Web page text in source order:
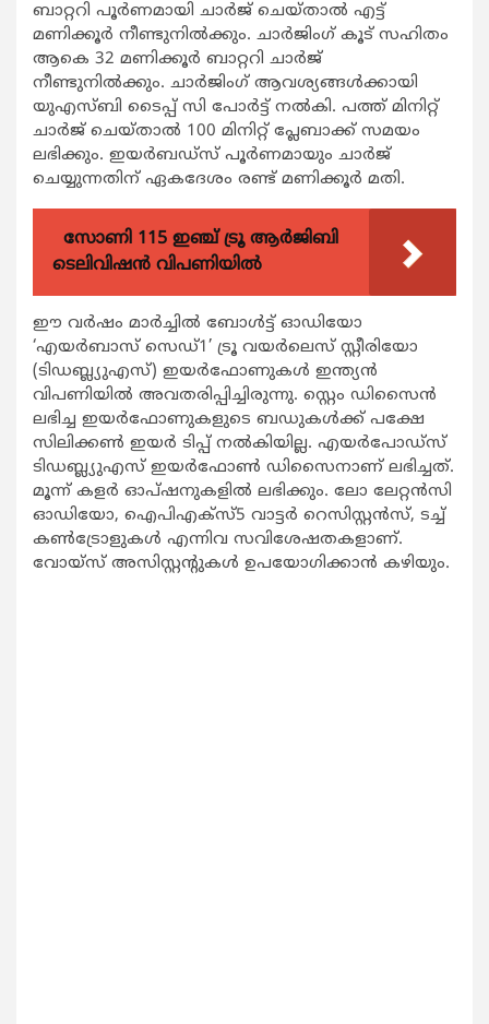
ബാറ്ററി പൂര്‍ണമായി ചാര്‍ജ് ചെയ്താല്‍ എട്ട്
മണിക്കൂര്‍ നീണ്ടുനില്‍ക്കും. ചാര്‍ജിംഗ് കൂട് സഹിതം
ആകെ 32 മണിക്കൂര്‍ ബാറ്ററി ചാര്‍ജ്
നീണ്ടുനില്‍ക്കും. ചാര്‍ജിംഗ് ആവശ്യങ്ങള്‍ക്കായി
യുഎസ്ബി ടൈപ്പ് സി പോര്‍ട്ട് നല്‍കി. പത്ത് മിനിറ്റ്
ചാര്‍ജ് ചെയ്താല്‍ 100 മിനിറ്റ് പ്ലേബാക്ക് സമയം
ലഭിക്കും. ഇയര്‍ബഡ്‌സ് പൂര്‍ണമായും ചാര്‍ജ്
ചെയ്യുന്നതിന് ഏകദേശം രണ്ട് മണിക്കൂര്‍ മതി.
സോണി 115 ഇഞ്ച് ട്രൂ ആർജിബി
ടെലിവിഷൻ വിപണിയിൽ
ഈ വര്‍ഷം മാര്‍ച്ചില്‍ ബോള്‍ട്ട് ഓഡിയോ
‘എയര്‍ബാസ് സെഡ്1’ ട്രൂ വയര്‍ലെസ് സ്റ്റീരിയോ
(ടിഡബ്ല്യുഎസ്) ഇയര്‍ഫോണുകള്‍ ഇന്ത്യന്‍
വിപണിയില്‍ അവതരിപ്പിച്ചിരുന്നു. സ്റ്റെം ഡിസൈന്‍
ലഭിച്ച ഇയര്‍ഫോണുകളുടെ ബഡുകള്‍ക്ക് പക്ഷേ
സിലിക്കണ്‍ ഇയര്‍ ടിപ്പ് നല്‍കിയില്ല. എയര്‍പോഡ്സ്
ടിഡബ്ല്യുഎസ് ഇയര്‍ഫോണ്‍ ഡിസൈനാണ് ലഭിച്ചത്.
മൂന്ന് കളര്‍ ഓപ്ഷനുകളില്‍ ലഭിക്കും. ലോ ലേറ്റന്‍സി
ഓഡിയോ, ഐപിഎക്സ്5 വാട്ടര്‍ റെസിസ്റ്റന്‍സ്, ടച്ച്
കണ്‍ട്രോളുകള്‍ എന്നിവ സവിശേഷതകളാണ്.
വോയ്സ് അസിസ്റ്റന്റുകള്‍ ഉപയോഗിക്കാന്‍ കഴിയും.